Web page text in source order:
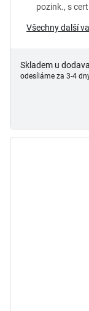
pozink., s
Všechny další
Skladem u
odesíláme za 3-4